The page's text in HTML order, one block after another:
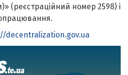
(реєстраційний номер 2598) і
decentralization.gov.ua